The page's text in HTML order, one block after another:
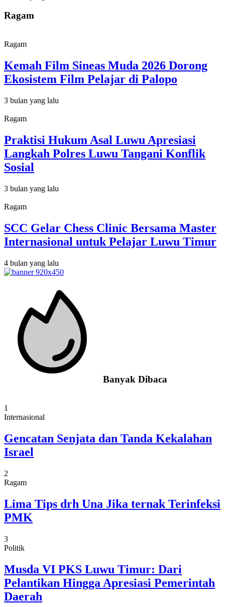
Ragam
Ragam
Kemah Film Sineas Muda 2026 Dorong
Ekosistem Film Pelajar di Palopo
3 bulan yang lalu
Ragam
Praktisi Hukum Asal Luwu Apresiasi
Langkah Polres Luwu Tangani Konflik
Sosial
3 bulan yang lalu
Ragam
SCC Gelar Chess Clinic Bersama Master
Internasional untuk Pelajar Luwu Timur
4 bulan yang lalu
Banyak Dibaca
1
Internasional
Gencatan Senjata dan Tanda Kekalahan
Israel
2
Ragam
Lima Tips drh Una Jika ternak Terinfeksi
PMK
3
Politik
Musda VI PKS Luwu Timur: Dari
Pelantikan Hingga Apresiasi Pemerintah
Daerah